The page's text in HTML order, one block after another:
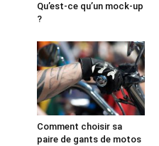
Qu’est-ce qu’un mock-up
?
Comment choisir sa
paire de gants de motos